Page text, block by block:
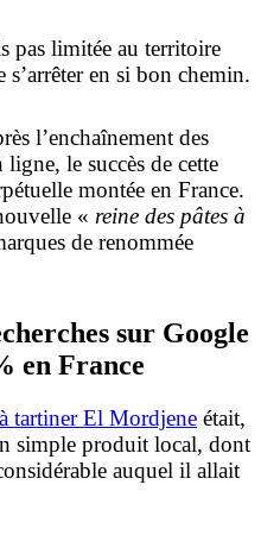
pas limitée au territoire
s’arrêter en si bon chemin.
l’enchaînement des
ligne, le succès de cette
montée en France.
« reine des pâtes à
de renommée
sur Google
en France
tartiner El Mordjene était,
simple produit local, dont
auquel il allait